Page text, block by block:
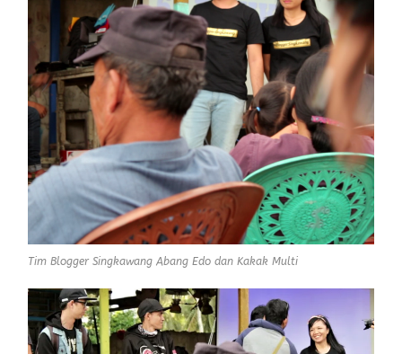
Tim Blogger Singkawang Abang Edo dan Kakak Multi